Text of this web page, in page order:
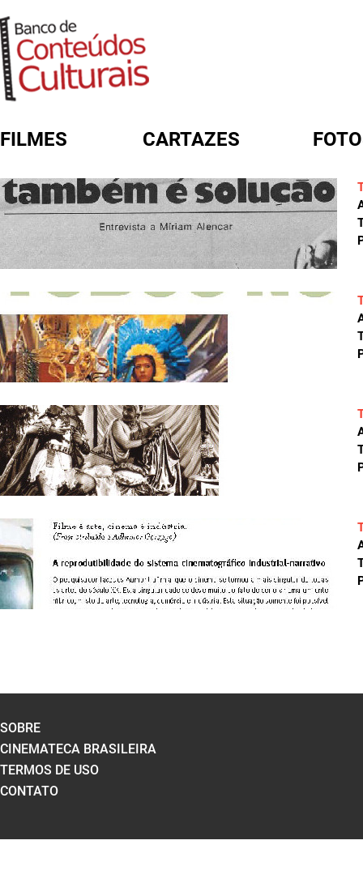
FILMES CARTAZES
FORMULÁRIO DE BUSCA
SOBRE
CINEMATECA BRASILEIRA
TERMOS DE USO
CONTATO